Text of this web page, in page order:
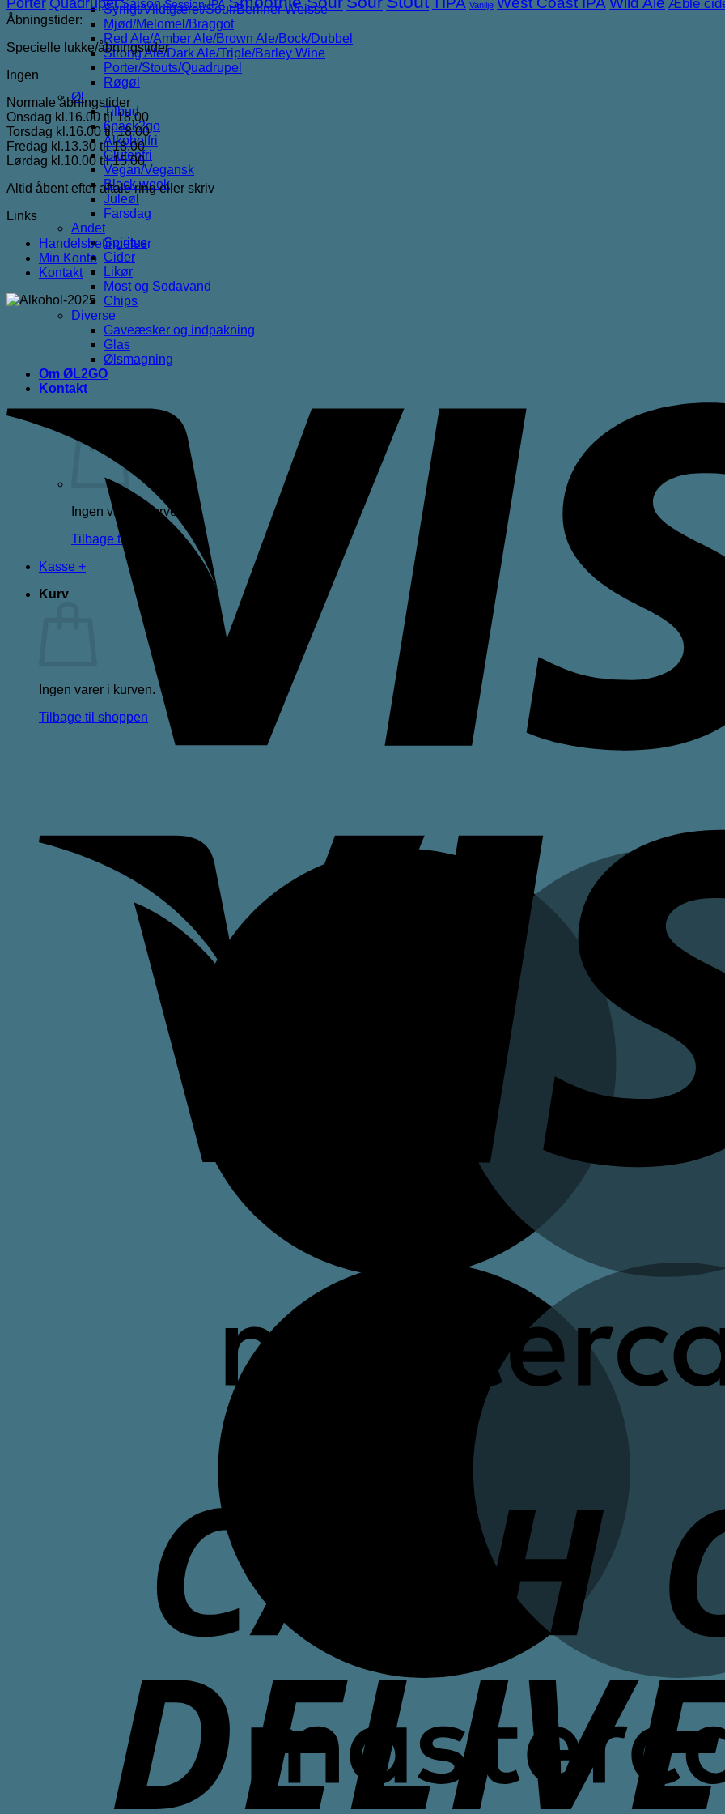
Syrligt/Vildtgæret/Sour/Berliner Weisse
Mjød/Melomel/Braggot
Red Ale/Amber Ale/Brown Ale/Bock/Dubbel
Strong Ale/Dark Ale/Triple/Barley Wine
Porter/Stouts/Quadrupel
Røgøl
Øl
Tilbud
6pack2go
Alkoholfri
Glutenfri
Vegan/Vegansk
Black week
Juleøl
Farsdag
Andet
Spiritus
Cider
Likør
Most og Sodavand
Chips
Diverse
Gaveæsker og indpakning
Glas
Ølsmagning
Om ØL2GO
Kontakt
Ingen varer i kurven.
Tilbage til shoppen
Kasse +
Kurv
Ingen varer i kurven.
Tilbage til shoppen
Porter Quadrupel Saison Session IPA Vanilje Æble
Åbningstider:
Specielle lukke/åbningstider
Ingen
Normale åbningstider
Onsdag kl.16.00 til 18.00
Torsdag kl.16.00 til 18.00
Fredag kl.13.30 til 18.00
Lørdag kl.10.00 til 15.00
Altid åbent efter aftale ring eller skriv
Links
Handelsbetingelser
Min Konto
Kontakt